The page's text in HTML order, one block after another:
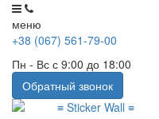
меню
+38 (067) 561-79-00
Пн - Вс с 9:00 до 18:00
Обратный звонок